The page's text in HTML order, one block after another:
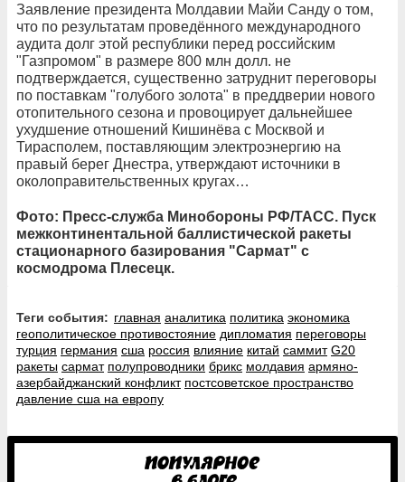
Заявление президента Молдавии Майи Санду о том,
что по результатам проведённого международного
аудита долг этой республики перед российским
"Газпромом" в размере 800 млн долл. не
подтверждается, существенно затруднит переговоры
по поставкам "голубого золота" в преддверии нового
отопительного сезона и провоцирует дальнейшее
ухудшение отношений Кишинёва с Москвой и
Тирасполем, поставляющим электроэнергию на
правый берег Днестра, утверждают источники в
околоправительственных кругах…
Фото: Пресс-служба Минобороны РФ/ТАСС. Пуск
межконтинентальной баллистической ракеты
стационарного базирования "Сармат" с
космодрома Плесецк.
Теги события: главная аналитика политика экономика
геополитическое противостояние дипломатия переговоры
турция германия сша россия влияние китай саммит G20
ракеты сармат полупроводники брикс молдавия армяно-
азербайджанский конфликт постсоветское пространство
давление сша на европу